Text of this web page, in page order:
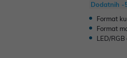
Dodatnih -
Format
Format
LED/